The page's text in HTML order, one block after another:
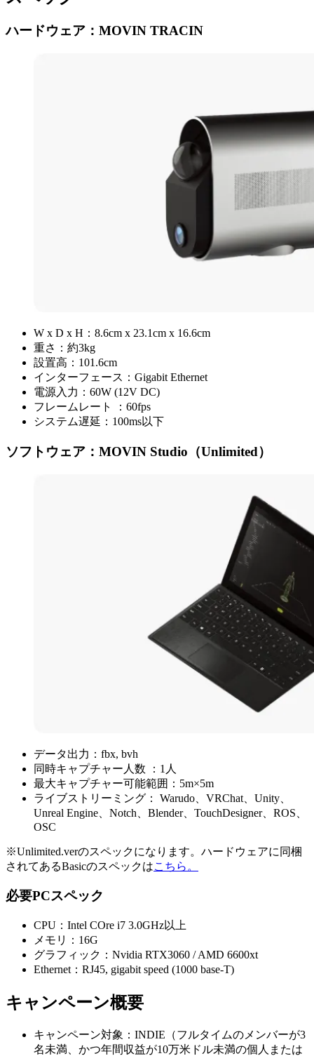
ハードウェア：MOVIN TRACIN
W x D x H：8.6cm x 23.1cm x 16.6cm
重さ：約3kg
設置高：101.6cm
インターフェース：Gigabit Ethernet
電源入力：60W (12V DC)
フレームレート ：60fps
システム遅延：100ms以下
ソフトウェア：MOVIN Studio（Unlimited）
データ出力：fbx, bvh
同時キャプチャー人数 ：1人
最大キャプチャー可能範囲：5m×5m
ライブストリーミング： Warudo、VRChat、Unity、
Unreal Engine、Notch、Blender、TouchDesigner、ROS、
OSC
※Unlimited.verのスペックになります。ハードウェアに同梱
されてあるBasicのスペックはこちら。
必要PCスペック
CPU：Intel COre i7 3.0GHz以上
メモリ：16G
グラフィック：Nvidia RTX3060 / AMD 6600xt
Ethernet：RJ45, gigabit speed (1000 base-T)
キャンペーン概要
キャンペーン対象：INDIE（フルタイムのメンバーが3
名未満、かつ年間収益が10万米ドル未満の個人または